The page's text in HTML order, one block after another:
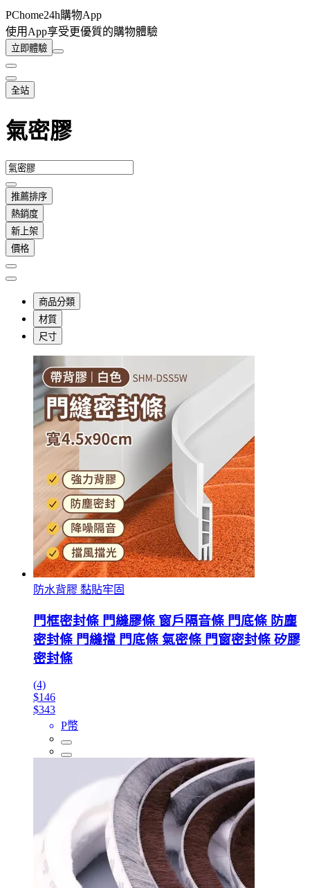
PChome24h購物App
使用App享受更優質的購物體驗
立即體驗
全站
氣密膠
推薦排序
熱銷度
新上架
價格
商品分類
材質
尺寸
防水背膠 黏貼牢固
門框密封條 門縫膠條 窗戶隔音條 門底條 防塵
密封條 門縫擋 門底條 氣密條 門窗密封條 矽膠
密封條
(4)
$146
$343
P幣